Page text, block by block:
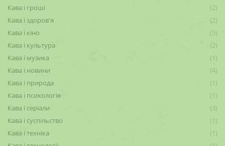
Кава і гроші
(2)
Кава і здоров'я
(2)
Кава і кіно
(5)
Кава і культура
(2)
Кава і музика
(1)
Кава і новини
(4)
Кава і природа
(1)
Кава і психологія
(1)
Кава і серіали
(3)
Кава і суспільство
(1)
Кава і техніка
(1)